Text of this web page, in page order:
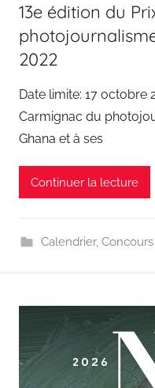
13e édition du
2022
Date limite: 17 octobre
Carmignac du
Ghana et à ses
Continuer la lecture
Calendrier,